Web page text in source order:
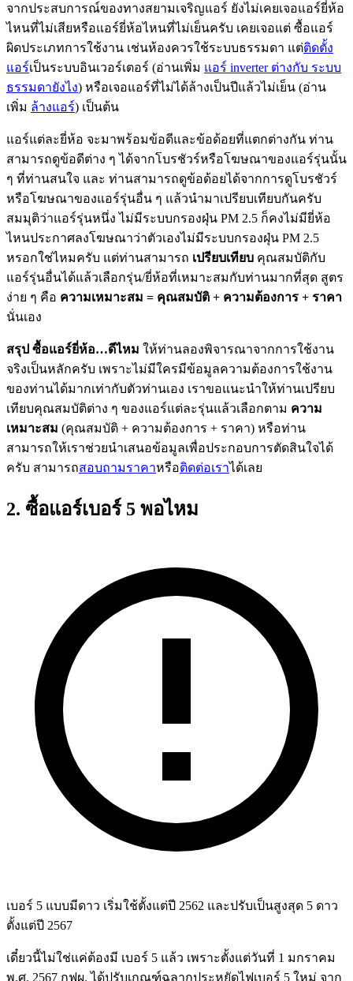
จากประสบการณ์ของทางสยามเจริญแอร์ ยังไม่เคยเจอแอร์ยี่ห้อ
ไหนที่ไม่เสียหรือแอร์ยี่ห้อไหนที่ไม่เย็นครับ เคยเจอแต่ ซื้อแอร์
ผิดประเภทการใช้งาน เช่นห้องควรใช้ระบบธรรมดา แต่ติดตั้ง
แอร์เป็นระบบอินเวอร์เตอร์ (อ่านเพิ่ม แอร์ inverter ต่างกับ ระบบ
ธรรมดายังไง) หรือเจอแอร์ที่ไม่ได้ล้างเป็นปีแล้วไม่เย็น (อ่าน
เพิ่ม ล้างแอร์) เป็นต้น
แอร์แต่ละยี่ห้อ จะมาพร้อมข้อดีและข้อด้อยที่แตกต่างกัน ท่าน
สามารถดูข้อดีต่าง ๆ ได้จากโบรชัวร์หรือโฆษณาของแอร์รุ่นนั้น
ๆ ที่ท่านสนใจ และ ท่านสามารถดูข้อด้อยได้จากการดูโบรชัวร์
หรือโฆษณาของแอร์รุ่นอื่น ๆ แล้วนำมาเปรียบเทียบกันครับ
สมมุติว่าแอร์รุ่นหนึ่ง ไม่มีระบบกรองฝุ่น PM 2.5 ก็คงไม่มียี่ห้อ
ไหนประกาศลงโฆษณาว่าตัวเองไม่มีระบบกรองฝุ่น PM 2.5
หรอกใช่ไหมครับ แต่ท่านสามารถ เปรียบเทียบ คุณสมบัติกับ
แอร์รุ่นอื่นได้แล้วเลือกรุ่น/ยี่ห้อที่เหมาะสมกับท่านมากที่สุด สูตร
ง่าย ๆ คือ ความเหมาะสม = คุณสมบัติ + ความต้องการ + ราคา
นั่นเอง
สรุป ซื้อแอร์ยี่ห้อ…ดีไหม ให้ท่านลองพิจารณาจากการใช้งาน
จริงเป็นหลักครับ เพราะไม่มีใครมีข้อมูลความต้องการใช้งาน
ของท่านได้มากเท่ากับตัวท่านเอง เราขอแนะนำให้ท่านเปรียบ
เทียบคุณสมบัติต่าง ๆ ของแอร์แต่ละรุ่นแล้วเลือกตาม ความ
เหมาะสม (คุณสมบัติ + ความต้องการ + ราคา) หรือท่าน
สามารถให้เราช่วยนำเสนอข้อมูลเพื่อประกอบการตัดสินใจได้
ครับ สามารถสอบถามราคาหรือติดต่อเราได้เลย
2. ซื้อแอร์เบอร์ 5 พอไหม
เบอร์ 5 แบบมีดาว เริ่มใช้ตั้งแต่ปี 2562 และปรับเป็นสูงสุด 5 ดาว
ตั้งแต่ปี 2567
เดี๋ยวนี้ไม่ใช่แค่ต้องมี เบอร์ 5 แล้ว เพราะตั้งแต่วันที่ 1 มกราคม
พ.ศ. 2567 กฟผ. ได้ปรับเกณฑ์ฉลากประหยัดไฟเบอร์ 5 ใหม่ จาก